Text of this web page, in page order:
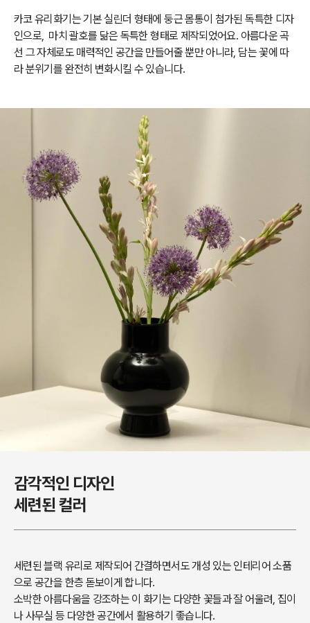
카코 유리화기는 기본 실린더 형태에 둥근 몸통이 첨가된 독특한 디자
인으로, 마치 괄호를 닮은 독특한 형태로 제작되었어요. 아름다운 곡
선 그 자체로도 매력적인 공간을 만들어줄 뿐만 아니라, 담는 꽃에 따
라 분위기를 완전히 변화시킬 수 있습니다.
감각적인 디자인
세련된 컬러
세련된 블랙 유리로 제작되어 간결하면서도 개성 있는 인테리어 소품
으로 공간을 한층 돋보이게 합니다.
소박한 아름다움을 강조하는 이 화기는 다양한 꽃들과 잘 어울려, 집이
나 사무실 등 다양한 공간에서 활용하기 좋습니다.